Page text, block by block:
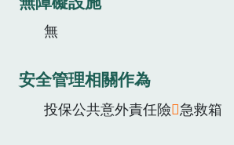
無
安全管理相關作為
投保公共意外責任險 急救箱